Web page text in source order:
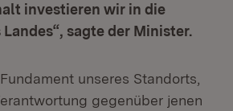
investieren wir in die
sagte der Minister.
unseres Standorts,
gegenüber jenen